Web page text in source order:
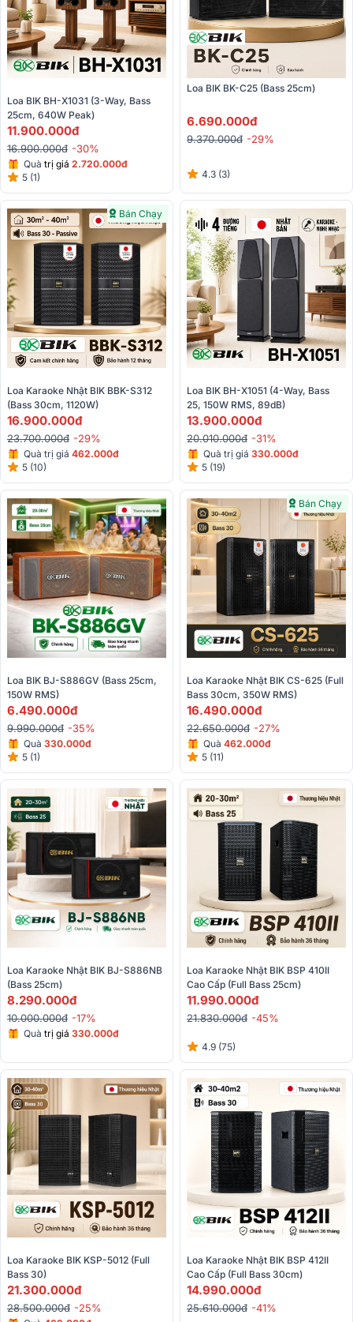
Loa BIK BH-X1031 (3-Way, Bass
25cm, 640W Peak)
11.900.000đ
16.900.000đ -30%
Quà trị giá 2.720.000đ
5 (1)
Loa BIK BK-C25 (Bass 25cm)
6.690.000đ
9.370.000đ -29%
4.3 (3)
Bán Chạy
Loa Karaoke Nhật BIK BBK-S312
(Bass 30cm, 1120W)
16.900.000đ
23.700.000đ -29%
Quà trị giá 462.000đ
5 (10)
Loa BIK BH-X1051 (4-Way, Bass
25, 150W RMS, 89dB)
13.900.000đ
20.010.000đ -31%
Quà trị giá 330.000đ
5 (19)
Loa BIK BJ-S886GV (Bass 25cm,
150W RMS)
6.490.000đ
9.990.000đ -35%
Quà 330.000đ
5 (1)
Bán Chạy
Loa Karaoke Nhật BIK CS-625 (Full
Bass 30cm, 350W RMS)
16.490.000đ
22.650.000đ -27%
Quà 462.000đ
5 (11)
Loa Karaoke Nhật BIK BJ-S886NB
(Bass 25cm)
8.290.000đ
10.000.000đ -17%
Quà trị giá 330.000đ
Loa Karaoke Nhật BIK BSP 410II
Cao Cấp (Full Bass 25cm)
11.990.000đ
21.830.000đ -45%
4.9 (75)
Loa Karaoke BIK KSP-5012 (Full
Bass 30)
21.300.000đ
28.500.000đ -25%
Loa Karaoke Nhật BIK BSP 412II
Cao Cấp (Full Bass 30cm)
14.990.000đ
25.610.000đ -41%